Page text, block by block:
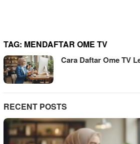
TAG: MENDAFTAR OME TV
Cara Daftar Ome TV
RECENT POSTS